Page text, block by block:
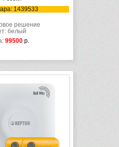
1439533
решение
белый
99500 р.